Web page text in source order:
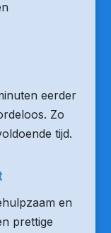
eerder
Zo
tijd.
en
prettige